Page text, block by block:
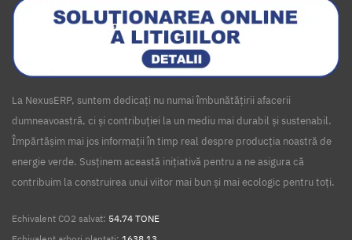
La NexusERP, suntem dedicați nu numai îmbunătățirii afacerii
dumneavoastră, ci și contribuției la un mediu mai durabil și sustenabil.
Împărtășim mai jos informații în timp real despre producția noastră de
energie verde. Susținem această inițiativă pentru a ne asigura că
contribuim la construirea unui viitor mai bun și mai ecologic pentru toți.
Echivalent CO2 salvat: 54.74 TONE